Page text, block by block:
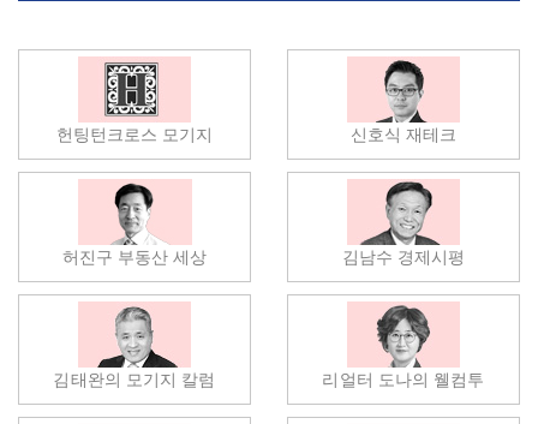
헌팅턴크로스 모기지 신호식 재테크
허진구 부동산 세상 김남수 경제시평
김태완의 모기지 칼럼 리얼터 도나의 웰컴투